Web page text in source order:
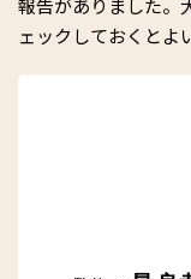
報告がありました。
ェックしておくとよ